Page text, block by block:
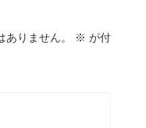
りません。 ※ が付